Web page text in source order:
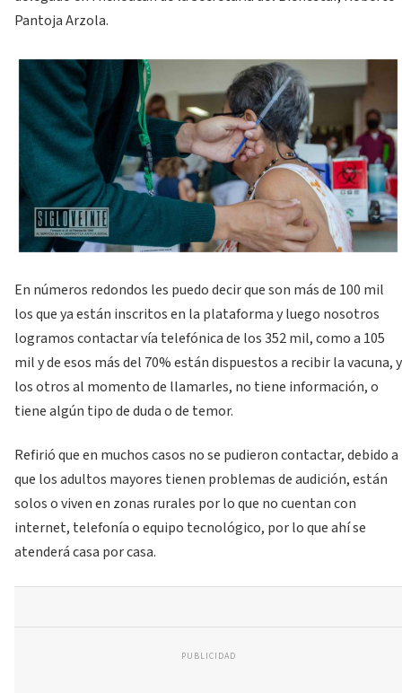
Pantoja Arzola.
En números redondos les puedo decir que son más de 100 mil
los que ya están inscritos en la plataforma y luego nosotros
logramos contactar vía telefónica de los 352 mil, como a 105
mil y de esos más del 70% están dispuestos a recibir la vacuna, y
los otros al momento de llamarles, no tiene información, o
tiene algún tipo de duda o de temor.
Refirió que en muchos casos no se pudieron contactar, debido a
que los adultos mayores tienen problemas de audición, están
solos o viven en zonas rurales por lo que no cuentan con
internet, telefonía o equipo tecnológico, por lo que ahí se
atenderá casa por casa.
PUBLICIDAD